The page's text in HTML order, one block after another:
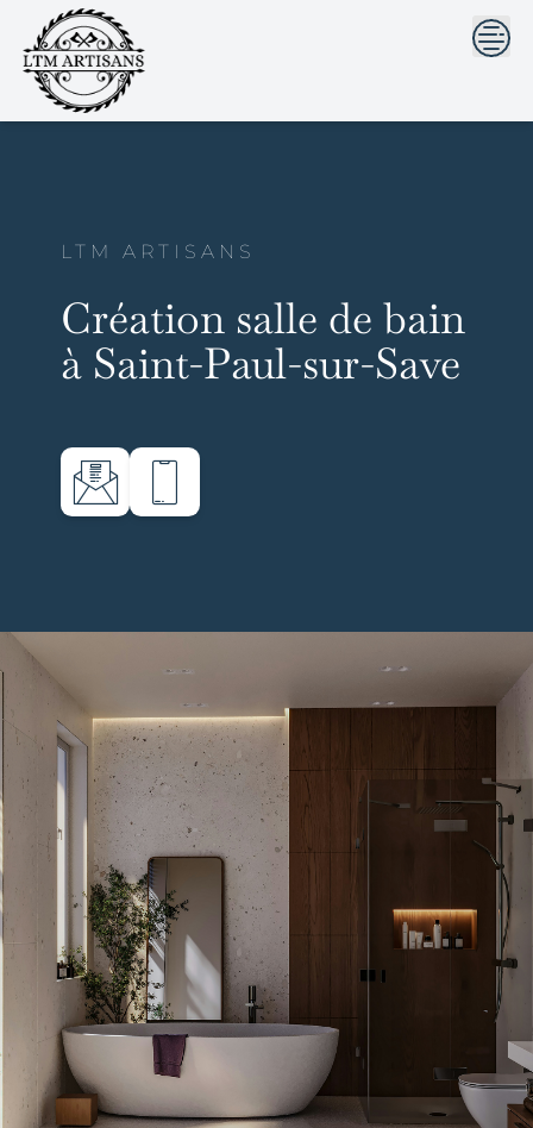
```html```
content
LTM ARTISANS
Création salle de bain
à Saint-Paul-sur-Save